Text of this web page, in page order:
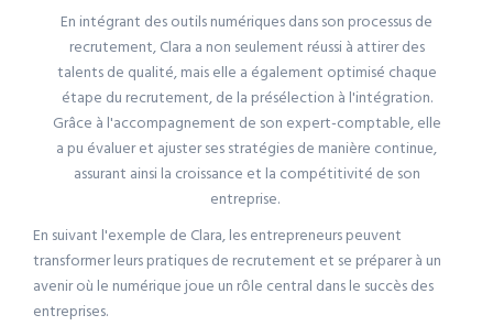
En intégrant des outils numériques dans son processus de
recrutement, Clara a non seulement réussi à attirer des
talents de qualité, mais elle a également optimisé chaque
étape du recrutement, de la présélection à l'intégration.
Grâce à l'accompagnement de son expert-comptable, elle
a pu évaluer et ajuster ses stratégies de manière continue,
assurant ainsi la croissance et la compétitivité de son
entreprise.
En suivant l'exemple de Clara, les entrepreneurs peuvent
transformer leurs pratiques de recrutement et se préparer à un
avenir où le numérique joue un rôle central dans le succès des
entreprises.